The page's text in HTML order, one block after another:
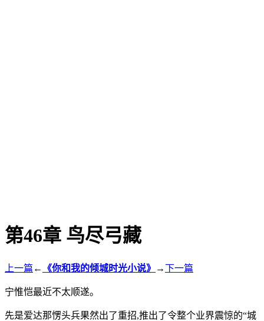
第46章 鸟尽弓藏
上一篇 ← 《你和我的倾城时光小说》 →下一篇
宁惟恺最近不太顺遂。
先是爱达那愣头兵果然出了重招,推出了令整个业界震惊的“城